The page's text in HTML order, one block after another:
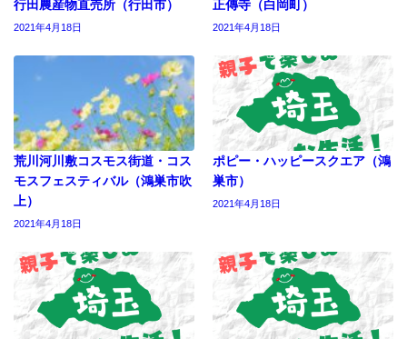
行田農産物直売所（行田市）
2021年4月18日
正傳寺（白岡町）
2021年4月18日
荒川河川敷コスモス街道・コス
モスフェスティバル（鴻巣市吹
上）
2021年4月18日
ポピー・ハッピースクエア（鴻
巣市）
2021年4月18日